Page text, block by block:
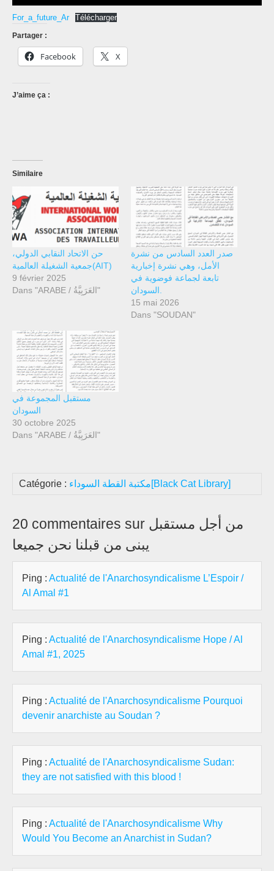
For_a_future_Ar Télécharger
Partager :
Facebook X
J’aime ça :
Similaire
حن الاتحاد النقابي الدولي،
جمعية الشغيلة العالمية(AIT)
9 février 2025
Dans "ARABE / العَرَبِيَّةُ"
صدر العدد السادس من نشرة
الأمل، وهي نشرة إخبارية
تابعة لجماعة فوضوية في
السودان.
15 mai 2026
Dans "SOUDAN"
مستقبل المجموعة في
السودان
30 octobre 2025
Dans "ARABE / العَرَبِيَّةُ"
Catégorie : مكتبة القطة السوداء[Black Cat Library]
20 commentaires sur من أجل مستقبل
یبنی من قبلنا نحن جمیعا
Ping : Actualité de l'Anarchosyndicalisme L’Espoir /
Al Amal #1
Ping : Actualité de l'Anarchosyndicalisme Hope / Al
Amal #1, 2025
Ping : Actualité de l'Anarchosyndicalisme Pourquoi
devenir anarchiste au Soudan ?
Ping : Actualité de l'Anarchosyndicalisme Sudan:
they are not satisfied with this blood !
Ping : Actualité de l'Anarchosyndicalisme Why
Would You Become an Anarchist in Sudan?